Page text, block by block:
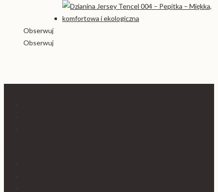
Obserwuj
Obserwuj
INFORMACJE